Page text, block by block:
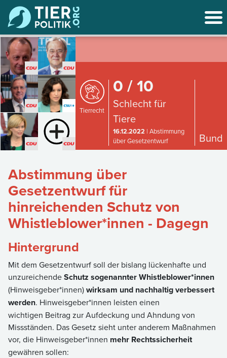
Tierrecht
0 / 10
Schlecht für
Tiere
16.12.2022 | Abstimmung
über Gesetzentwurf
Bund
Abstimmung über
Gesetzentwurf für
hinreichenden Schutz von
Whistleblower*innen - Dagegn
Hintergrund
Mit dem Gesetzentwurf soll der bislang lückenhafte und
unzureichendeSchutz sogenannter Whistleblower*innen
(Hinweisgeber*innen)wirksam und nachhaltig verbessert
werden. Hinweisgeber*innen leisten einen
wichtigen Beitrag zur Aufdeckung und Ahndung von
Missständen. Das Gesetz sieht unter anderem Maßnahmen
vor, die Hinweisgeber*innen mehr Rechtssicherheit
gewähren sollen: